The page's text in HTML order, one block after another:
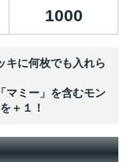
1000
キに何枚でも入れら
マミー」を含むモン
＋１！